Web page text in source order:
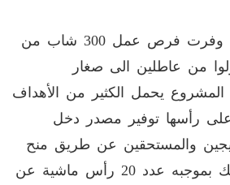
وأضاف أن المزارع وفرت فرص عمل 300 شاب من
من عاطلين الى صغار
يحمل الكثير من الأهداف
على رأسها توفير مصدر دخل
والمستحقين عن طريق منح
المستحق قرضا يتملك بموجبه عدد 20 رأس ماشية عن